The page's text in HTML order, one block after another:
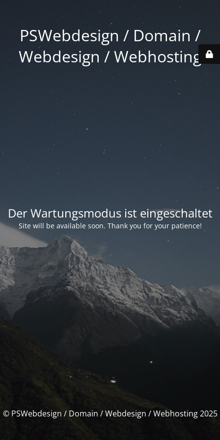
PSWebdesign / Domain /
Webdesign / Webhosting
Der Wartungsmodus ist eingeschaltet
Site will be available soon. Thank you for your patience!
© PSWebdesign / Domain / Webdesign / Webhosting 2025